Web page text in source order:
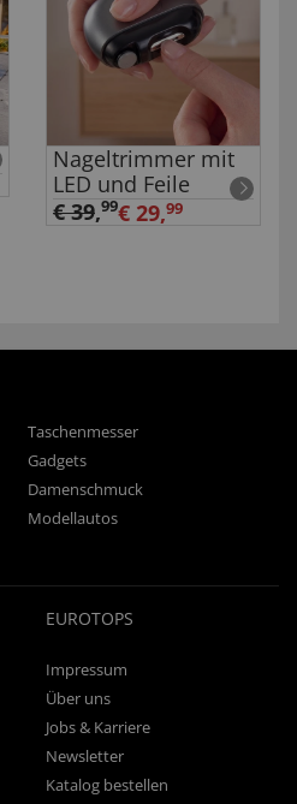
Nageltrimmer mit
LED und Feile
€ 39,99€ 29,99
Taschenmesser
Gadgets
Damenschmuck
Modellautos
EUROTOPS
Impressum
Über uns
Jobs & Karriere
Newsletter
Katalog bestellen